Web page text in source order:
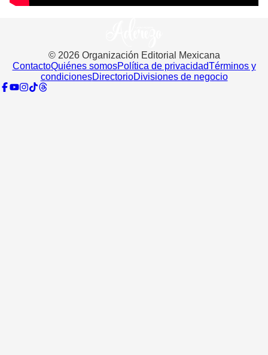
© 2026Organización Editorial Mexicana
ContactoQuiénes somosPolítica de privacidadTérminos y
condicionesDirectorioDivisiones de negocio